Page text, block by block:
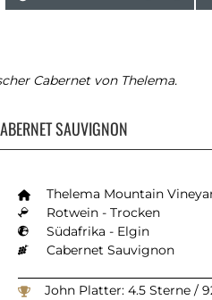
Cabernet von Thelema.
SAUVIGNON
Thelema Mountain
Rotwein - Trocken
Südafrika - Elgin
Cabernet Sauvignon
John Platter: 4.5 Sterne /